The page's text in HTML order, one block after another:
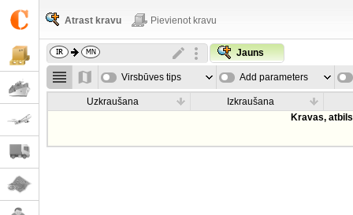
Atrast kravu Pievienot kravu
Jauns
Virsbūves tips Add parameters
Uzkraušana
Izkraušana
Kravas,